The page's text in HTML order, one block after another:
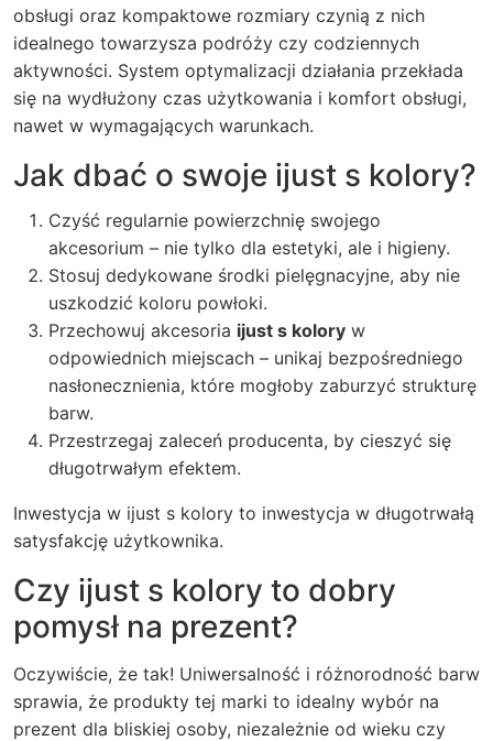
obsługi oraz kompaktowe rozmiary czynią z nich
idealnego towarzysza podróży czy codziennych
aktywności. System optymalizacji działania przekłada
się na wydłużony czas użytkowania i komfort obsługi,
nawet w wymagających warunkach.
Jak dbać o swoje ijust s kolory?
Czyść regularnie powierzchnię swojego
akcesorium – nie tylko dla estetyki, ale i higieny.
Stosuj dedykowane środki pielęgnacyjne, aby nie
uszkodzić koloru powłoki.
Przechowuj akcesoria ijust s kolory w
odpowiednich miejscach – unikaj bezpośredniego
nasłonecznienia, które mogłoby zaburzyć strukturę
barw.
Przestrzegaj zaleceń producenta, by cieszyć się
długotrwałym efektem.
Inwestycja w ijust s kolory to inwestycja w długotrwałą
satysfakcję użytkownika.
Czy ijust s kolory to dobry
pomysł na prezent?
Oczywiście, że tak! Uniwersalność i różnorodność barw
sprawia, że produkty tej marki to idealny wybór na
prezent dla bliskiej osoby, niezależnie od wieku czy